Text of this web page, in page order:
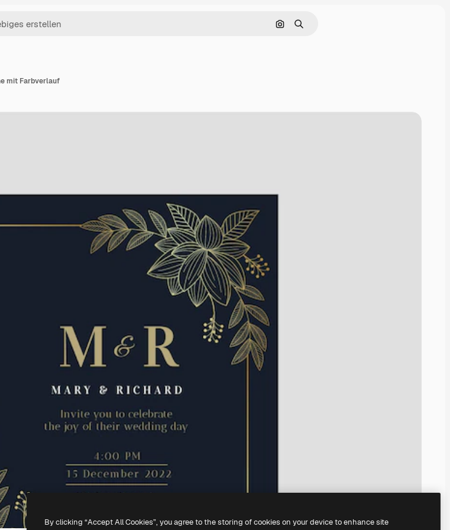
Nach Bild suchen
Suchen
mit Farbverlauf
By clicking “Accept All Cookies”, you agree to the storing of cookies on your device to enhance site